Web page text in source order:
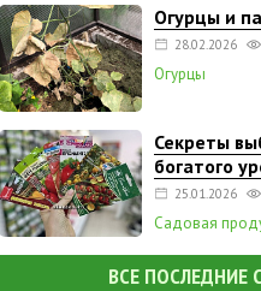
Огурцы и
28.02.2026
Огурцы
Секреты
богатого
25.01.2026
Садовая
ВСЕ ПОСЛЕДНИЕ